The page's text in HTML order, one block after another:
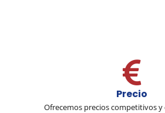
Precio
Ofrecemos precios competitivos